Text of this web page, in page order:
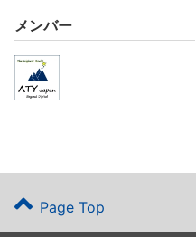
メンバー
Page Top